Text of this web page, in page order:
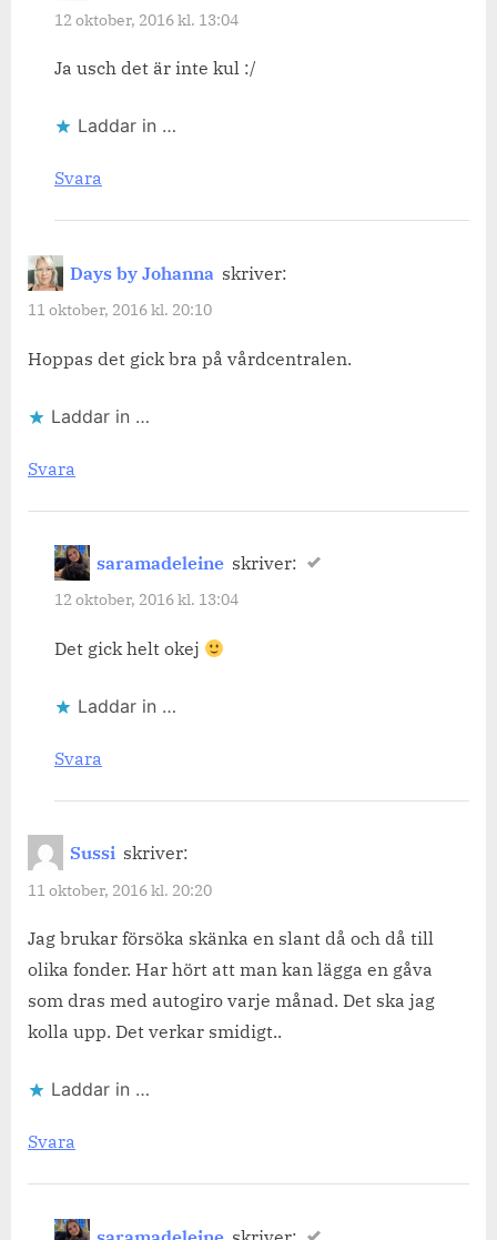
12 oktober, 2016 kl. 13:04
Ja usch det är inte kul :/
Laddar in …
Svara
Days by Johanna skriver:
11 oktober, 2016 kl. 20:10
Hoppas det gick bra på vårdcentralen.
Laddar in …
Svara
saramadeleine skriver:
12 oktober, 2016 kl. 13:04
Det gick helt okej
Laddar in …
Svara
Sussi skriver:
11 oktober, 2016 kl. 20:20
Jag brukar försöka skänka en slant då och då till
olika fonder. Har hört att man kan lägga en gåva
som dras med autogiro varje månad. Det ska jag
kolla upp. Det verkar smidigt..
Laddar in …
Svara